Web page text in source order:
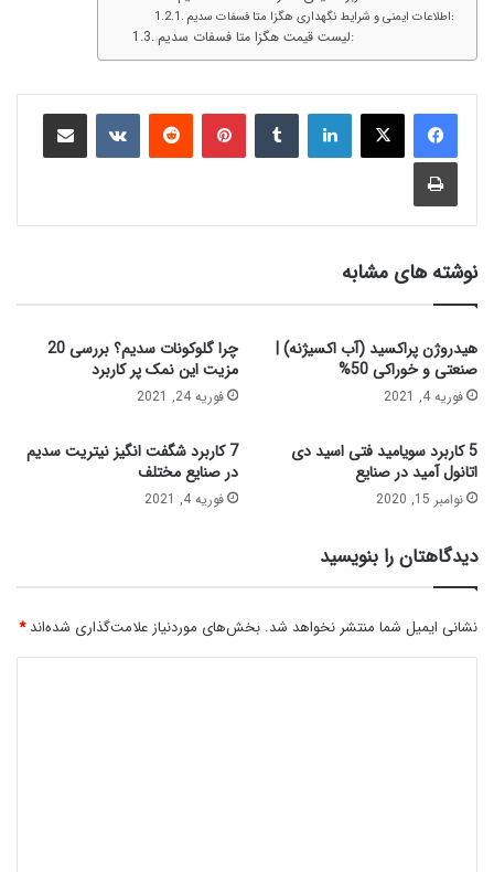
اطلاعات ایمنی و شرایط نگهداری هگزا متا فسفات سدیم:
لیست قیمت هگزا متا فسفات سدیم:
نوشته های مشابه
هیدروژن پراکسید (آب اکسیژنه) |
صنعتی و خوراکی 50%
فوریه 4, 2021
چرا گلوکونات سدیم؟ بررسی 20
مزیت این نمک پر کاربرد
فوریه 24, 2021
5 کاربرد سویامید فتی اسید دی
اتانول آمید در صنایع
نوامبر 15, 2020
7 کاربرد شگفت‌ انگیز نیتریت سدیم
در صنایع مختلف
فوریه 4, 2021
دیدگاهتان را بنویسید
نشانی ایمیل شما منتشر نخواهد شد. بخش‌های موردنیاز علامت‌گذاری شده‌اند*